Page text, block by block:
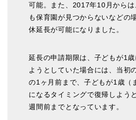
可能。また、2017年10月から
も保育園が見つからないなどの
休延長が可能になりました。
延長の申請期限は、子どもが1
ようとしていた場合には、当初
の1ヶ月前まで、子どもが1歳（
になるタイミングで復帰しよう
週間前までとなっています。